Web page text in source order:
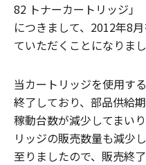
82 トナーカートリッジ」
につきまして、2012年8
ていただくことになりまし
当カートリッジを使用す
終了しており、部品供給
稼動台数が減少してまい
リッジの販売数量も減少
至りましたので、販売終